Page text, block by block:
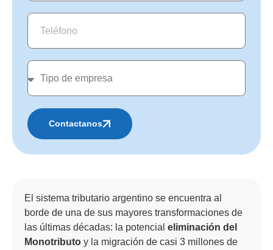
Contactanos
El sistema tributario argentino se encuentra al
borde de una de sus mayores transformaciones de
las últimas décadas: la potencial eliminación del
Monotributo y la migración de casi 3 millones de